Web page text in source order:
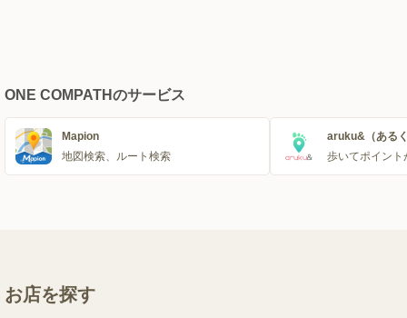
ONE COMPATHのサービス
Mapion
地図検索、ルート検索
aruku&（ある
歩いてポイント
お店を探す